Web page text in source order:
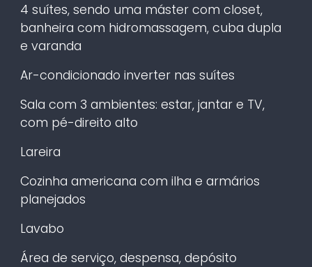
4 suítes, sendo uma máster com closet,
banheira com hidromassagem, cuba dupla
e varanda
Ar-condicionado inverter nas suítes
Sala com 3 ambientes: estar, jantar e TV,
com pé-direito alto
Lareira
Cozinha americana com ilha e armários
planejados
Lavabo
Área de serviço, despensa, depósito